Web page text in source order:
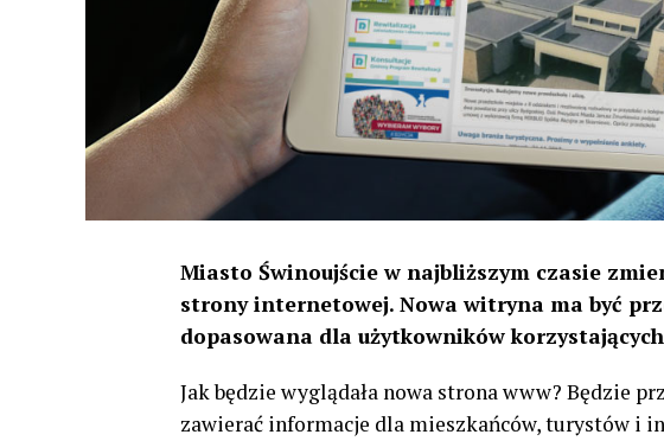
Miasto Świnoujście w najbliższym czasie
strony internetowej. Nowa witryna ma być
dopasowana dla użytkowników
Jak będzie wyglądała nowa strona www? Będzie
zawierać informacje dla mieszkańców, turystów i